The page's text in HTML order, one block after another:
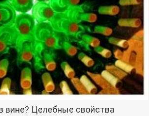
вине? Целебные свойства